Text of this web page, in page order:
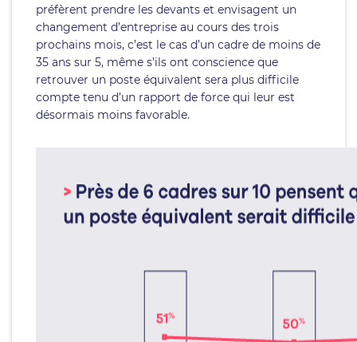
préfèrent prendre les devants et envisagent un
changement d’entreprise au cours des trois
prochains mois, c’est le cas d’un cadre de moins de
35 ans sur 5, même s’ils ont conscience que
retrouver un poste équivalent sera plus difficile
compte tenu d’un rapport de force qui leur est
désormais moins favorable.